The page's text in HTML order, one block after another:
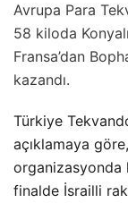
Avrupa Para
58 kiloda
Fransa’dan
kazandı.
Türkiye
açıklamaya
organizasyonda
finalde İsrailli